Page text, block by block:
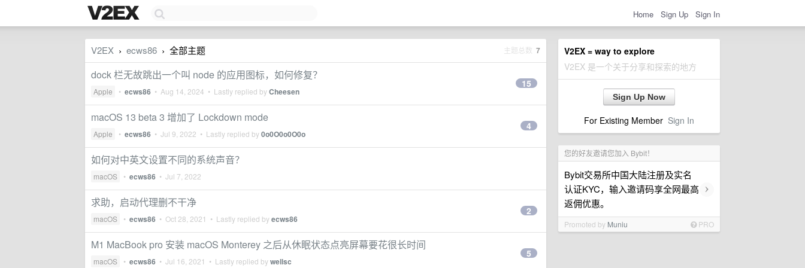
Home Sign Up Sign In
V2EX = way to explore
V2EX 是一个关于分享和探索的地方
Sign Up Now
For Existing Member Sign In
您的好友邀请您加入 Bybit！
Bybit交易所中国大陆注册及实名
认证KYC，输入邀请码享全网最高
返佣优惠。
›
Promoted by Muniu PRO
V2EX › ecws86 › 全部主题 主题总数 7
dock 栏无故跳出一个叫 node 的应用图标，如何修复？
Apple • ecws86 • Aug 14, 2024 • Lastly replied byCheesen
15
macOS 13 beta 3 增加了 Lockdown mode
Apple • ecws86 • Jul 9, 2022 • Lastly replied by0o0O0o0O0o
4
如何对中英文设置不同的系统声音？
macOS • ecws86 • Jul 7, 2022
求助，启动代理删不干净
macOS • ecws86 • Oct 28, 2021 • Lastly replied byecws86
2
M1 MacBook pro 安装 macOS Monterey 之后从休眠状态点亮屏幕要花很长时间
macOS • ecws86 • Jul 16, 2021 • Lastly replied bywellsc
5